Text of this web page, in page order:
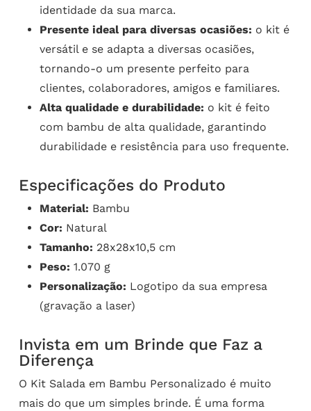
identidade da sua marca.
Presente ideal para diversas ocasiões: o kit é
versátil e se adapta a diversas ocasiões,
tornando-o um presente perfeito para
clientes, colaboradores, amigos e familiares.
Alta qualidade e durabilidade: o kit é feito
com bambu de alta qualidade, garantindo
durabilidade e resistência para uso frequente.
Especificações do Produto
Material: Bambu
Cor: Natural
Tamanho: 28x28x10,5 cm
Peso: 1.070 g
Personalização: Logotipo da sua empresa
(gravação a laser)
Invista em um Brinde que Faz a
Diferença
O Kit Salada em Bambu Personalizado é muito
mais do que um simples brinde. É uma forma